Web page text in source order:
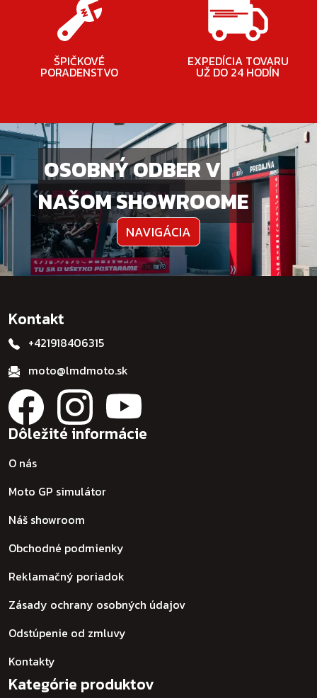
ŠPIČKOVÉ
PORADENSTVO
EXPEDÍCIA TOVARU
UŽ DO 24 HODÍN
OSOBNÝ ODBER V
NAŠOM SHOWROOME
NAVIGÁCIA
Kontakt
+421918406315
moto@lmdmoto.sk
Dôležité informácie
O nás
Moto GP simulátor
Náš showroom
Obchodné podmienky
Reklamačný poriadok
Zásady ochrany osobných údajov
Odstúpenie od zmluvy
Kontakty
Kategórie produktov